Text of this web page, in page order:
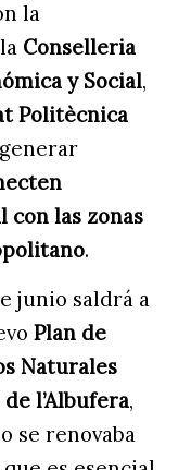
la
Conselleria
y Social,
Politècnica
con las zonas
.
junio saldrá a
Plan de
Naturales
l’Albufera,
se renovaba